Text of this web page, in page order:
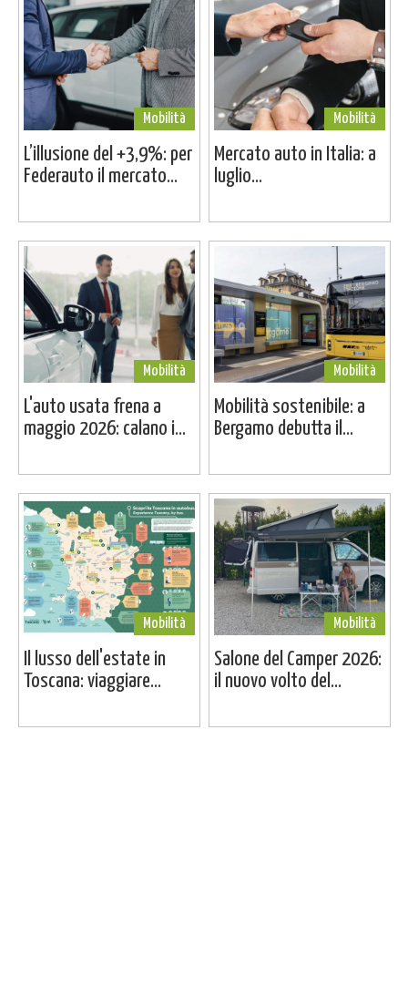
Mobilità
L’illusione del +3,9%: per
Federauto il mercato...
Mobilità
Mercato auto in Italia: a
luglio...
Mobilità
L'auto usata frena a
maggio 2026: calano i...
Mobilità
Mobilità sostenibile: a
Bergamo debutta il...
Mobilità
Il lusso dell'estate in
Toscana: viaggiare...
Mobilità
Salone del Camper 2026:
il nuovo volto del...